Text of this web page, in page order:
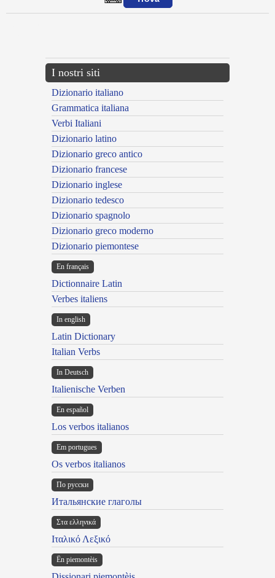
I nostri siti
Dizionario italiano
Grammatica italiana
Verbi Italiani
Dizionario latino
Dizionario greco antico
Dizionario francese
Dizionario inglese
Dizionario tedesco
Dizionario spagnolo
Dizionario greco moderno
Dizionario piemontese
En français
Dictionnaire Latin
Verbes italiens
In english
Latin Dictionary
Italian Verbs
In Deutsch
Italienische Verben
En español
Los verbos italianos
Em portugues
Os verbos italianos
По русски
Итальянские глаголы
Στα ελληνικά
Ιταλικό Λεξικό
Ën piemontèis